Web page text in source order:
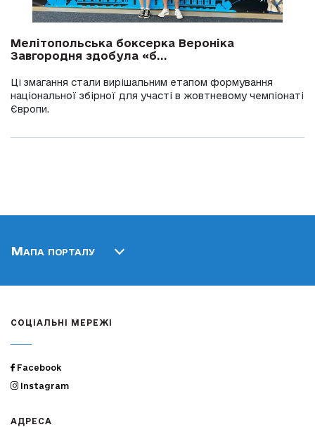
Мелітопольська боксерка Вероніка
Завгородня здобула «б...
Ці змагання стали вирішальним етапом формування
національної збірної для участі в жовтневому чемпіонаті
Європи.
Мапа порталу
СОЦІАЛЬНІ МЕРЕЖІ
Facebook
Instagram
АДРЕСА